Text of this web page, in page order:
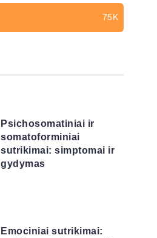
75K
Psichosomatiniai ir
somatoforminiai
sutrikimai: simptomai ir
gydymas
Emociniai sutrikimai: